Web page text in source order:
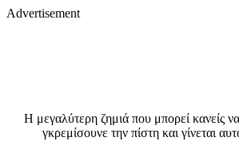
Advertisement
Η μεγαλύτερη ζημιά που μπορεί κανείς
γκρεμίσουνε την πίστη και γίνεται